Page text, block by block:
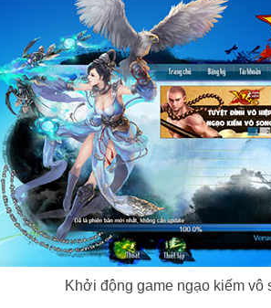
Khởi động game ngạo kiếm vô